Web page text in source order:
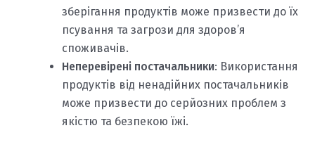
зберігання продуктів може призвести до їх
псування та загрози для здоров’я
споживачів.
Неперевірені постачальники: Використання
продуктів від ненадійних постачальників
може призвести до серйозних проблем з
якістю та безпекою їжі.